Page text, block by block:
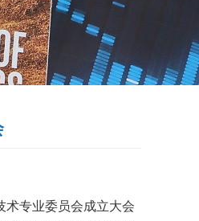
专业委员会成立大会